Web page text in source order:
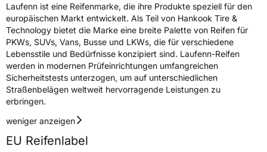
Rollgeräusch (Klasse) A
Rollgeräusch (dB)68
FahrzeugklasseC2
3PMSF / Schneeflockensymbol / Alpine-Symbol
Eisgrip
EPREL ID493829
Laufenn ist eine Reifenmarke, die ihre Produkte speziell für den
europäischen Markt entwickelt. Als Teil von Hankook Tire &
Technology bietet die Marke eine breite Palette von Reifen für
PKWs, SUVs, Vans, Busse und LKWs, die für verschiedene
Lebensstile und Bedürfnisse konzipiert sind. Laufenn-Reifen
werden in modernen Prüfeinrichtungen umfangreichen
Sicherheitstests unterzogen, um auf unterschiedlichen
Straßenbelägen weltweit hervorragende Leistungen zu
erbringen.
weniger anzeigen
EU Reifenlabel